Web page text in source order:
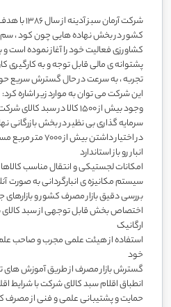
شرکت آرمان
کشور در بخش نهاده هایی چون کود ، سم ،
کشاورزی فعالیت خود را آغاز نموده است و
پشتوانه ی مالی قابل توجه و به
تجربه ، به سرعت در حال گسترش سریع
این شرکت می توان به موارد زیر اشاره کرد:
وجود بیش از 1500 کالا در سبد کالای شرکت
سرمایه گذاری بی نظیر در بخش بازرگانی
انبار رو باز استاندارد
امکانات لجستیکی و انتقال مناسب کالاها
سیستم مکانیزه ی انبارگردانی به صورت
بررسی دقیق بازار مصرف کشور و بازارهای
اختصاص بخش قابل توجهی از سبد
ارگانیک
استفاده از هیئت علمی مجرب و صاحب
خود
گسترش بازار مصرف از طریق آموزش های
انطباق اقلام سبد کالای شرکت با شرایط
حمایت و پشتیبانی علمی و فنی از مصرف